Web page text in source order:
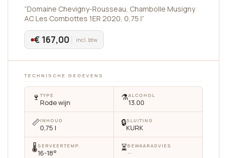
“Domaine Chevigny-Rousseau, Chambolle Musigny
AC Les Combottes 1ER 2020, 0,75 l”
€ 167,00 incl. btw
TECHNISCHE GEGEVENS
🍷 TYPE
Rode wijn ⚗️ALCOHOL
13.00
📏INHOUD
0,75 l 🔒SLUITING
KURK
🌡SERVEERTEMP.
16-18° ⏳BEWAARADVIES
—